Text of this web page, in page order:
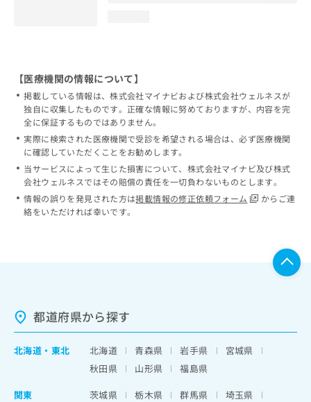
【医療機関の情報について】
掲載している情報は、株式会社マイナビおよび株式会社ウェルネスが
独自に収集したものです。正確な情報に努めておりますが、内容を完
全に保証するものではありません。
実際に検索された医療機関で受診を希望される場合は、必ず医療機関
に確認していただくことをお勧めします。
当サービスによって生じた損害について、株式会社マイナビ及び株式
会社ウェルネスではその賠償の責任を一切負わないものとします。
情報の誤りを発見された方は掲載情報の修正依頼フォーム
からご連
絡をいただければ幸いです。
都道府県から探す
北海道 ・ 東北 北海道 青森県 岩手県
宮城県
秋田県
山形県
福島県
関東
茨城県 栃木県 群馬県
埼玉県